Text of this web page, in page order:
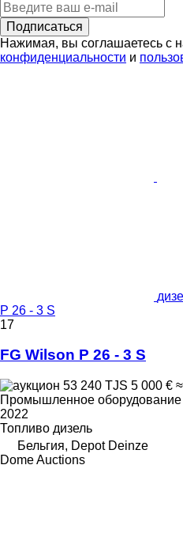
Подписаться
Нажимая, вы соглашаетесь с
конфиденциальности и
P 26 - 3 S
17
FG Wilson P 26 - 3 S
53 240 TJS 5 000 €
Промышленное оборудование
2022
Топливо дизель
Бельгия, Depot Deinze
Dome Auctions